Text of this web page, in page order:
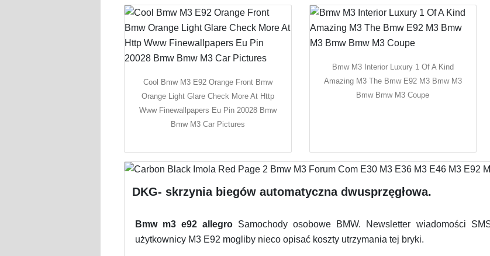
Cool Bmw M3 E92 Orange Front Bmw
Orange Light Glare Check More At Http
Www Finewallpapers Eu Pin 20028 Bmw
Bmw M3 Car Pictures
Bmw M3 Interior Luxury 1 Of A Kind
Amazing M3 The Bmw E92 M3 Bmw M3
Bmw Bmw M3 Coupe
DKG- skrzynia biegów automatyczna dwusprzęgłowa.
Bmw m3 e92 allegroSamochody osobowe BMW. Newsletter wiadomości
użytkownicy M3 E92 mogliby nieco opisać koszty utrzymania tej bryki.